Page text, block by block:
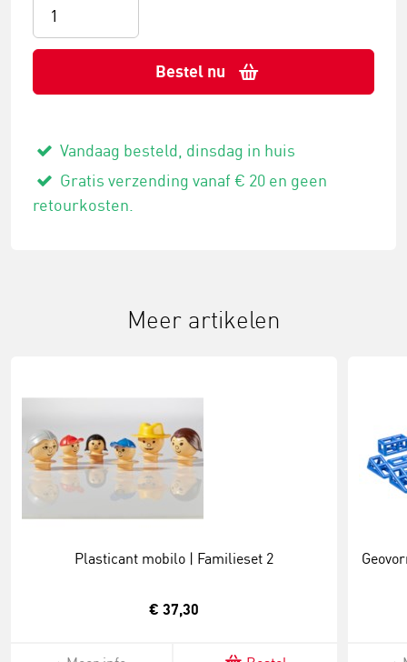
Bestel nu
Vandaag besteld, dinsdag in huis
Gratis verzending vanaf € 20 en geen
retourkosten.
Meer artikelen
Plasticant mobilo | Familieset 2
€ 37,30